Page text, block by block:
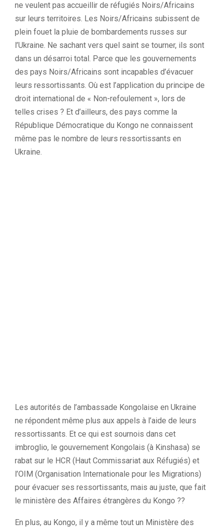
ne veulent pas accueillir de réfugiés Noirs/Africains
sur leurs territoires. Les Noirs/Africains subissent de
plein fouet la pluie de bombardements russes sur
l’Ukraine. Ne sachant vers quel saint se tourner, ils sont
dans un désarroi total. Parce que les gouvernements
des pays Noirs/Africains sont incapables d’évacuer
leurs ressortissants. Où est l’application du principe de
droit international de « Non-refoulement », lors de
telles crises ? Et d’ailleurs, des pays comme la
République Démocratique du Kongo ne connaissent
même pas le nombre de leurs ressortissants en
Ukraine.
Les autorités de l’ambassade Kongolaise en Ukraine
ne répondent même plus aux appels à l’aide de leurs
ressortissants. Et ce qui est sournois dans cet
imbroglio, le gouvernement Kongolais (à Kinshasa) se
rabat sur le HCR (Haut Commissariat aux Réfugiés) et
l’OIM (Organisation Internationale pour les Migrations)
pour évacuer ses ressortissants, mais au juste, que fait
le ministère des Affaires étrangères du Kongo ??
En plus, au Kongo, il y a même tout un Ministère des